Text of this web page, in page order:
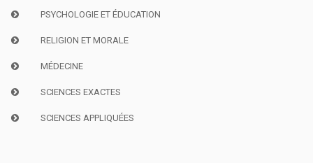
PSYCHOLOGIE ET ÉDUCATION
RELIGION ET MORALE
MÉDECINE
SCIENCES EXACTES
SCIENCES APPLIQUÉES